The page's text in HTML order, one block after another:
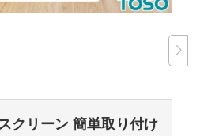
クリーン 簡単取り付け